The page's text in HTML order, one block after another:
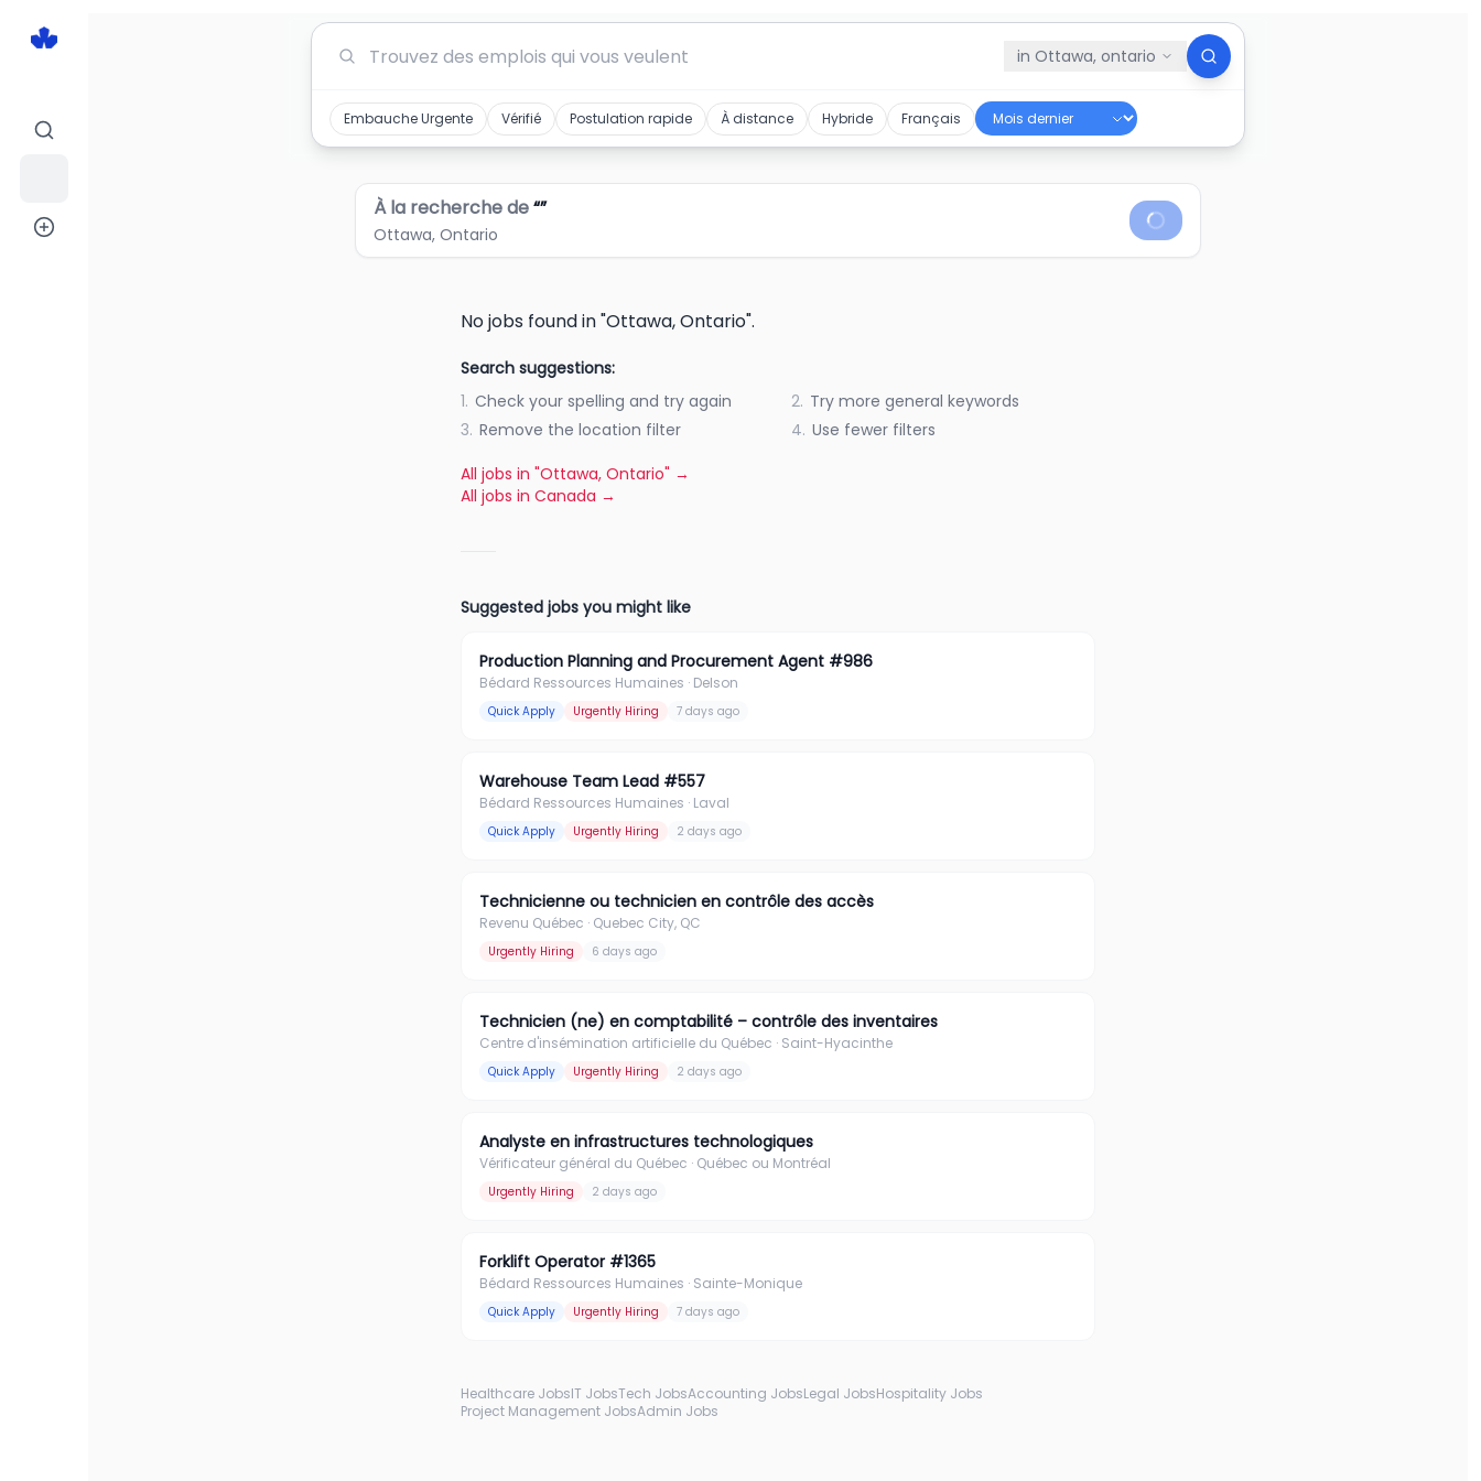
in Ottawa, ontario
Embauche Urgente Vérifié Postulation rapide À distance Hybride Français
Jobs in Ottawa, Ontario
À la recherche de“”
Ottawa, Ontario
No jobs found in "Ottawa, Ontario".
Search suggestions:
1. Check your spelling and try again 2. Try more general keywords
3. Remove the location filter 4. Use fewer filters
All jobs in "Ottawa, Ontario" →
All jobs in Canada →
Suggested jobs you might like
Production Planning and Procurement Agent #986
Bédard Ressources Humaines · Delson
Quick Apply Urgently Hiring 7 days ago
Warehouse Team Lead #557
Bédard Ressources Humaines · Laval
Quick Apply Urgently Hiring 2 days ago
Technicienne ou technicien en contrôle des accès
Revenu Québec · Quebec City, QC
Urgently Hiring 6 days ago
Technicien (ne) en comptabilité – contrôle des inventaires
Centre d'insémination artificielle du Québec · Saint-Hyacinthe
Quick Apply Urgently Hiring 2 days ago
Analyste en infrastructures technologiques
Vérificateur général du Québec · Québec ou Montréal
Urgently Hiring 2 days ago
Forklift Operator #1365
Bédard Ressources Humaines · Sainte-Monique
Quick Apply Urgently Hiring 7 days ago
Healthcare JobsIT JobsTech JobsAccounting JobsLegal JobsHospitality Jobs
Project Management JobsAdmin Jobs